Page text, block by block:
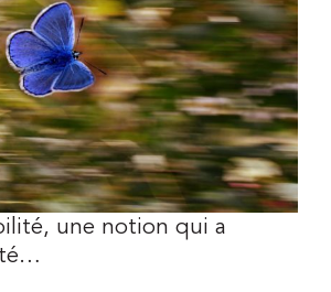
BLOG
CONTACT
une notion qui a